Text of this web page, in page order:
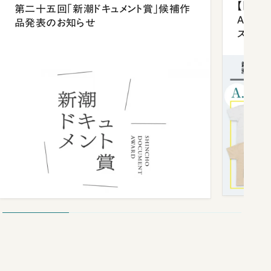
第二十五回「新潮ドキュメント賞」候補作
品発表のお知らせ
【「新
ズプレ